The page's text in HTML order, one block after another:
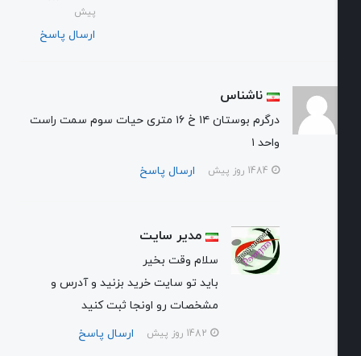
ارسال پاسخ
ناشناس
درگرم بوستان ۱۴ خ ۱۶ متری حیات سوم سمت راست
ارسال پاسخ
مدیر سایت
سلام وقت بخیر
باید تو سایت خرید بزنید و آدرس و
مشخصات رو اونجا ثبت کنید
ارسال پاسخ